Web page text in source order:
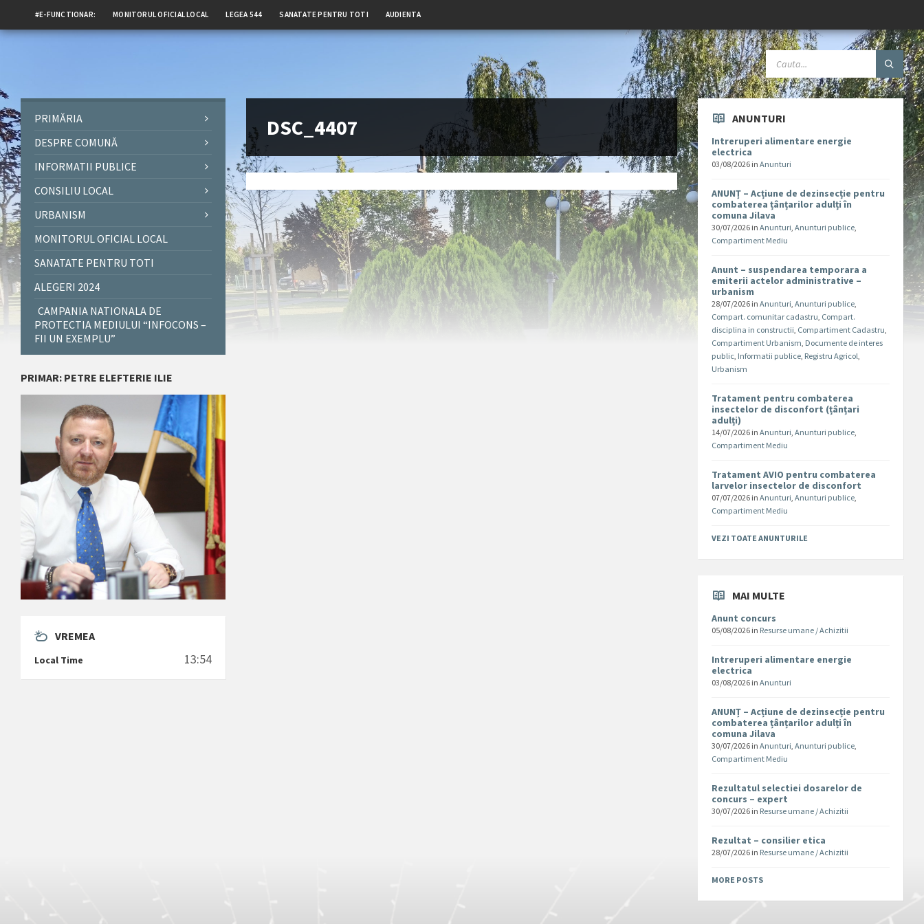
#E-FUNCTIONAR: MONITORUL OFICIAL LOCAL LEGEA 544 SANATATE PENTRU TOTI AUDIENTA
DSC_4407
PRIMĂRIA
DESPRE COMUNĂ
INFORMATII PUBLICE
CONSILIU LOCAL
URBANISM
MONITORUL OFICIAL LOCAL
SANATATE PENTRU TOTI
ALEGERI 2024
CAMPANIA NATIONALA DE
PROTECTIA MEDIULUI “INFOCONS –
FII UN EXEMPLU”
PRIMAR: PETRE ELEFTERIE ILIE
VREMEA
Local Time 13:54
ANUNTURI
Intreruperi alimentare energie
electrica
03/08/2026 inAnunturi
ANUNȚ – Acțiune de dezinsecție pentru
combaterea țânțarilor adulți în
comuna Jilava
30/07/2026 inAnunturi,Anunturi publice,
Compartiment Mediu
Anunt – suspendarea temporara a
emiterii actelor administrative –
urbanism
28/07/2026 inAnunturi,Anunturi publice,
Compart. comunitar cadastru, Compart.
disciplina in constructii, Compartiment Cadastru,
Compartiment Urbanism, Documente de interes
public, Informatii publice, Registru Agricol,
Urbanism
Tratament pentru combaterea
insectelor de disconfort (țânțari
adulți)
14/07/2026 inAnunturi,Anunturi publice,
Compartiment Mediu
Tratament AVIO pentru combaterea
larvelor insectelor de disconfort
07/07/2026 inAnunturi,Anunturi publice,
Compartiment Mediu
VEZI TOATE ANUNTURILE
MAI MULTE
Anunt concurs
05/08/2026 in Resurse umane / Achizitii
Intreruperi alimentare energie
electrica
03/08/2026 inAnunturi
ANUNȚ – Acțiune de dezinsecție pentru
combaterea țânțarilor adulți în
comuna Jilava
30/07/2026 inAnunturi,Anunturi publice,
Compartiment Mediu
Rezultatul selectiei dosarelor de
concurs – expert
30/07/2026 in Resurse umane / Achizitii
Rezultat – consilier etica
28/07/2026 in Resurse umane / Achizitii
MORE POSTS